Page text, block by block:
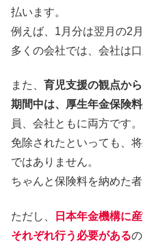
払います。
例えば、1月分は翌月の2
多くの会社では、会社は
また、 育児支援の観点か
期間中は、厚生年金保険料
員、会社ともに両方です。
免除されたといっても、
ではありません。
ちゃんと保険料を納めた
ただし、
日本年金機構に
それぞれ行う必要がある